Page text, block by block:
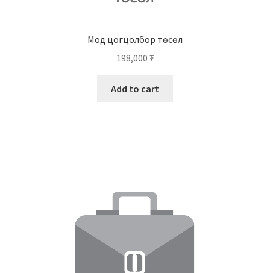
Мод цогцолбор төсөл
198,000 ₮
Add to cart